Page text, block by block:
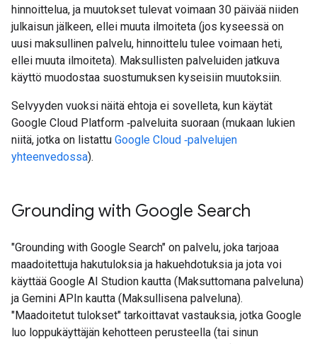
hinnoittelua, ja muutokset tulevat voimaan 30 päivää niiden
julkaisun jälkeen, ellei muuta ilmoiteta (jos kyseessä on
uusi maksullinen palvelu, hinnoittelu tulee voimaan heti,
ellei muuta ilmoiteta). Maksullisten palveluiden jatkuva
käyttö muodostaa suostumuksen kyseisiin muutoksiin.
Selvyyden vuoksi näitä ehtoja ei sovelleta, kun käytät
Google Cloud Platform ‑palveluita suoraan (mukaan lukien
niitä, jotka on listattu Google Cloud ‑palvelujen
yhteenvedossa).
Grounding with Google Search​​
"Grounding with Google Search" on palvelu, joka tarjoaa
maadoitettuja hakutuloksia ja hakuehdotuksia ja jota voi
käyttää Google AI Studion kautta (Maksuttomana palveluna)
ja Gemini APIn kautta (Maksullisena palveluna).
"Maadoitetut tulokset" tarkoittavat vastauksia, jotka Google
luo loppukäyttäjän kehotteen perusteella (tai sinun